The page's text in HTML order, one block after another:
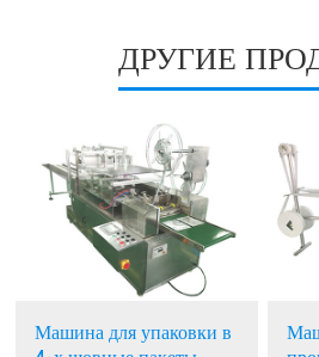
ДРУГИЕ
Машина для упаковки в